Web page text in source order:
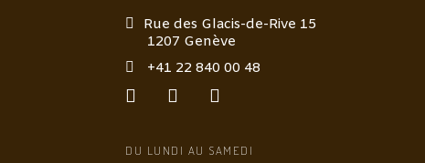
Rue des Glacis-de-Rive 15
1207 Genève
+41 22 840 00 48
DU LUNDI AU SAMEDI